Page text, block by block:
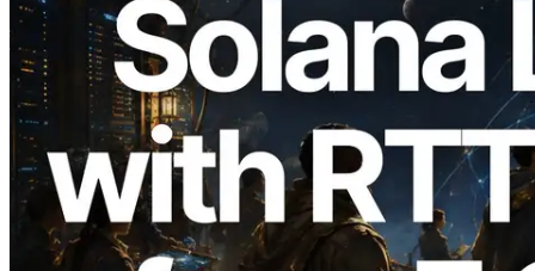
2026.08.05
ERPC, Solana Leader Slot API'yi 7
küresel bölgeden ping ölçümüyle
genişletti — Validators Information API
de yayında